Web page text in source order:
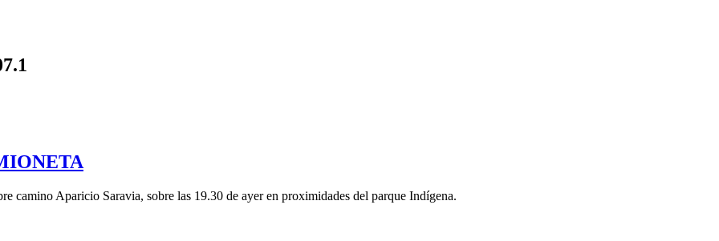
camino Aparicio Saravia, sobre las 19.30 de ayer en proximidades del parque Indígena.